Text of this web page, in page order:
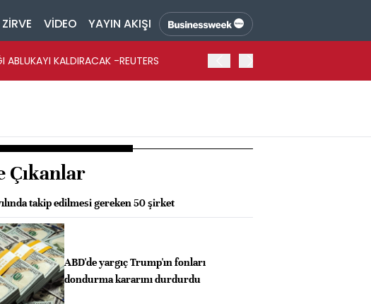
ZİRVE VİDEO YAYIN AKIŞI
KALDIRACAK -REUTERS
Çıkanlar
takip edilmesi gereken 50 şirket
ABD'de yargıç Trump'ın fonları
dondurma kararını durdurdu